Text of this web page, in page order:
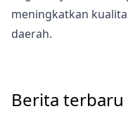
meningkatkan
daerah.
Berita terbaru